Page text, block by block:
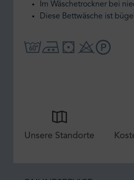
Im Wäschetrockner bei
Diese Bettwäsche ist
Unsere Standorte